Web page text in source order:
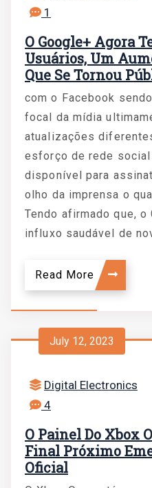
1
O Google+ Agora
Usuários, Um
Que Se Tornou
com o Facebook
focal da mídia
atualizações
esforço de rede
disponível para
olho da imprensa o
Tendo afirmado que, o
influxo saudável de
Read More
July 12, 2023
Digital Electronics
4
O Painel Do Xbox
Final Próximo
Oficial